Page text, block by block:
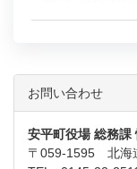
お問い合わせ
安平町役場 総務課
〒059-1595 北海